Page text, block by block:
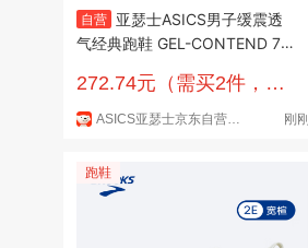
自营
亚瑟士ASICS男子缓震透
气经典跑鞋 GEL-CONTEND 7
272.74元（需买2件，需
ASICS亚瑟士京东自营旗舰店 刚
跑鞋